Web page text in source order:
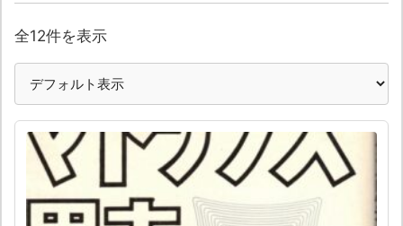
全12件を表示